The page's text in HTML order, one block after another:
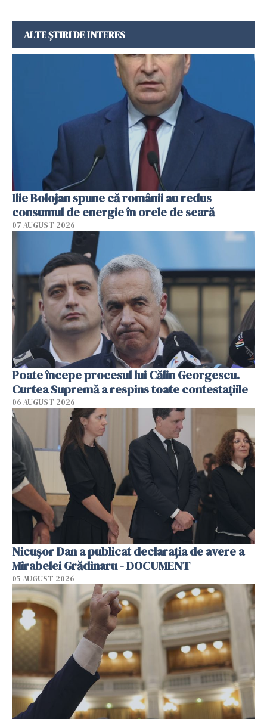
ALTE ȘTIRI DE INTERES
Ilie Bolojan spune că românii au redus
consumul de energie în orele de seară
07 AUGUST 2026
Poate începe procesul lui Călin Georgescu.
Curtea Supremă a respins toate contestațiile
06 AUGUST 2026
Nicușor Dan a publicat declarația de avere a
Mirabelei Grădinaru - DOCUMENT
05 AUGUST 2026